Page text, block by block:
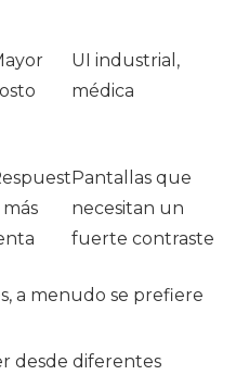
UI industrial,
médica
más
Pantallas que
necesitan un
fuerte contraste
a menudo se prefiere
desde diferentes